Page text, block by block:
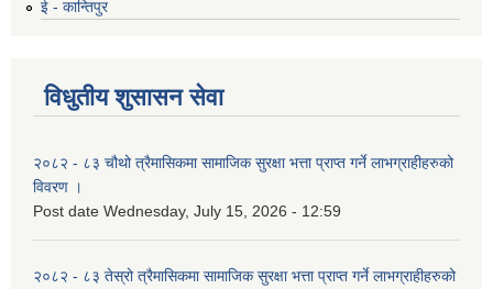
ई - कान्तिपुर
विधुतीय शुसासन सेवा
२०८२ - ८३ चौथो त्रैमासिकमा सामाजिक सुरक्षा भत्ता प्राप्त गर्ने लाभग्राहीहरुको
विवरण ।
Post date Wednesday, July 15, 2026 - 12:59
२०८२ - ८३ तेस्रो त्रैमासिकमा सामाजिक सुरक्षा भत्ता प्राप्त गर्ने लाभग्राहीहरुको